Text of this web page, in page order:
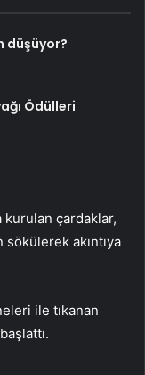
düşüyor?
Ödülleri
kurulan çardaklar,
akıntıya
ile tıkanan